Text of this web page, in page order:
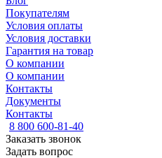
Покупателям
Условия оплаты
Условия доставки
Гарантия на товар
О компании
О компании
Контакты
Документы
Контакты
8 800 600-81-40
Заказать звонок
Задать вопрос